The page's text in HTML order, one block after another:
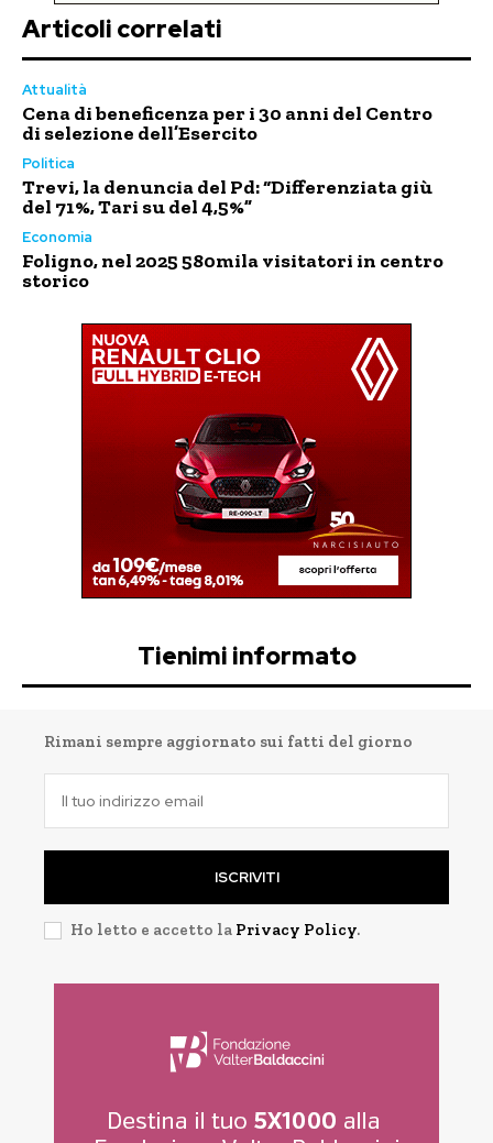
Articoli correlati
Attualità
Cena di beneficenza per i 30 anni del Centro
di selezione dell’Esercito
Politica
Trevi, la denuncia del Pd: “Differenziata giù
del 71%, Tari su del 4,5%”
Economia
Foligno, nel 2025 580mila visitatori in centro
storico
Tienimi informato
Rimani sempre aggiornato sui fatti del giorno
ISCRIVITI
Ho letto e accetto la Privacy Policy.